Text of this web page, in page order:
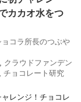
カカオ水をつ
ョコラ所長のつぶや
クラウドファンデン
チョコレート研究
レンジ！チョコレ